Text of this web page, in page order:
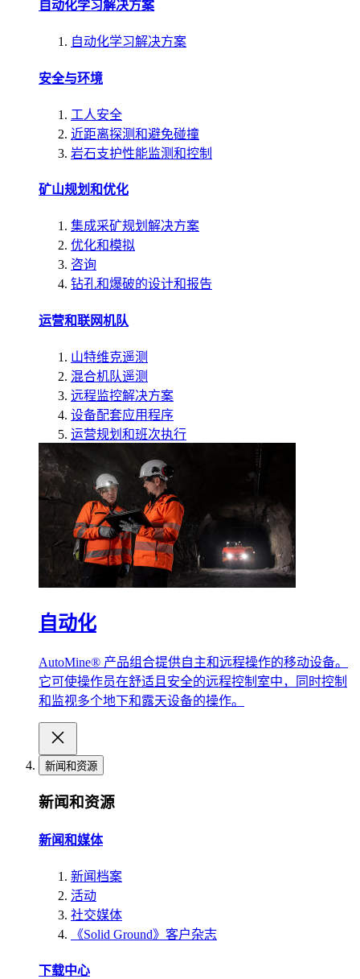
自动化学习解决方案
自动化学习解决方案
安全与环境
工人安全
近距离探测和避免碰撞
岩石支护性能监测和控制
矿山规划和优化
集成采矿规划解决方案
优化和模拟
咨询
钻孔和爆破的设计和报告
运营和联网机队
山特维克遥测
混合机队遥测
远程监控解决方案
设备配套应用程序
运营规划和班次执行
自动化
AutoMine® 产品组合提供自主和远程操作的移动设备。
它可使操作员在舒适且安全的远程控制室中，同时控制
和监视多个地下和露天设备的操作。
新闻和资源
新闻和资源
新闻和媒体
新闻档案
活动
社交媒体
《Solid Ground》客户杂志
下载中心